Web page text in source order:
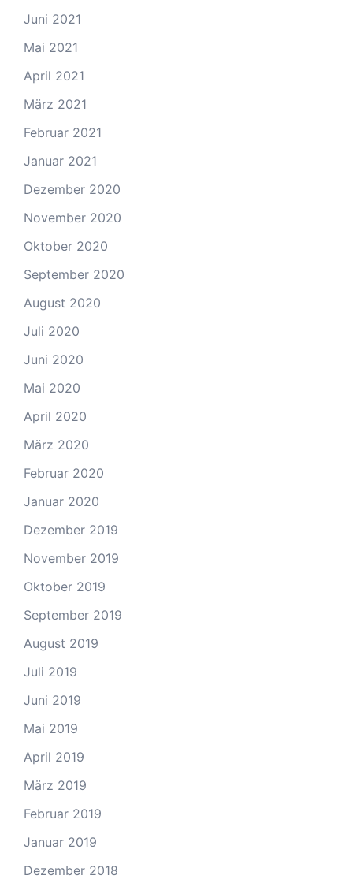
Juni 2021
Mai 2021
April 2021
März 2021
Februar 2021
Januar 2021
Dezember 2020
November 2020
Oktober 2020
September 2020
August 2020
Juli 2020
Juni 2020
Mai 2020
April 2020
März 2020
Februar 2020
Januar 2020
Dezember 2019
November 2019
Oktober 2019
September 2019
August 2019
Juli 2019
Juni 2019
Mai 2019
April 2019
März 2019
Februar 2019
Januar 2019
Dezember 2018